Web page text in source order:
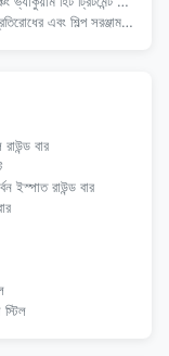
জন্য গরম ঘূর্ণিত এবং Forged
বার
রাউন্ড বার